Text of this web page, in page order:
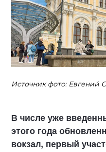
Источник фото: Евгений
В числе уже
этого года
вокзал, первый